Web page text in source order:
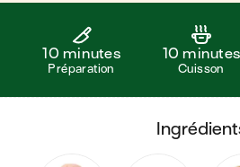
10 minutes
Préparation
10 minutes
Cuisson